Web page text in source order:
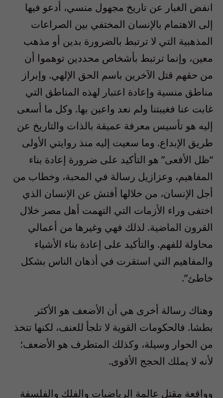
انفض الغبار عن تاريخ مجهول منسي، أدعو فيها
إلى الاهتمام بالإنسان المختفي بين الصراعات
المذهبية التي لا ترتبط بالضرورة بدين أو مذهب
معين، وإنما ترتبط بأشخاص محددين توهموا أن
من حقهم قتل الآخرين باسم الحق الإلهي. وإبراز
مناطق منسية وإعادة اعتبار لهذه المناطق التي
غابت عنا فغيبتنا ولم نعد واعين بها. وكل ما أسعى
إليه هو تأسيس معرفة عميقة بالذات والتاريخ عن
طريق الإبداع. وما سعيت إليه منذ روايتي الأولى
“ظل الأفعى” هو التأكيد على ضرورة إعادة بناء
المفاهيم، وعزازيل رسالة في المحبة، وخطاب من
أجل الإنسان، من خلالها أفتش عن الإنسان الذي
اختفى وراء الأزمات التي التهمت أهل مصر خلال
القرون الماضية. لذلك فهي وغيرها من أعمالي
محاولة للفهم. والتأكيد على إعادة بناء الأشياء
والمفاهيم التي استقرت في أذهان الناس بشكل
خاطئ”.
وهناك رسالة أخرى هي أن الأضعف هو الأكثر
بطشا. فالحكومات القوية لا تلجأ للعنف، لكنها تتخذ
من الحوار وسيلة، وكذلك المتطرف هو الأضعف؛
لأنه لا يملك الحجج الأقوى.
وواقعة مقتل عالمة الرياضيات والفلك والفلسفة